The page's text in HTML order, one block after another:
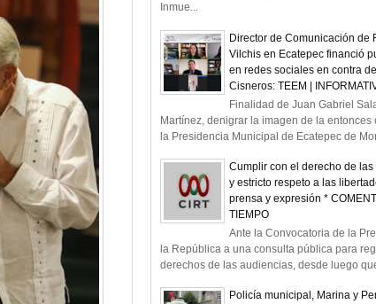
Inmue...
Director de Comunicación de
Vilchis en Ecatepec financió
en redes sociales en contra
Cisneros: TEEM |
Finalidad de Juan Gabriel
Martínez, denigrar la imagen de la entonces
la Presidencia Municipal de Ecatepec de
Cumplir con el derecho de
y estricto respeto a las
prensa y expresión *
TIEMPO
Ante la Convocatoria de la
la República a una consulta pública para
derechos de las audiencias, desde luego que
Policía municipal, Marina y